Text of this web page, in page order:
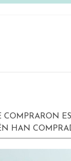
COMPRARON
HAN